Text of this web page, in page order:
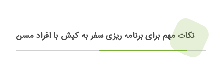
نکات مهم برای برنامه ریزی سفر به کیش با افراد مسن